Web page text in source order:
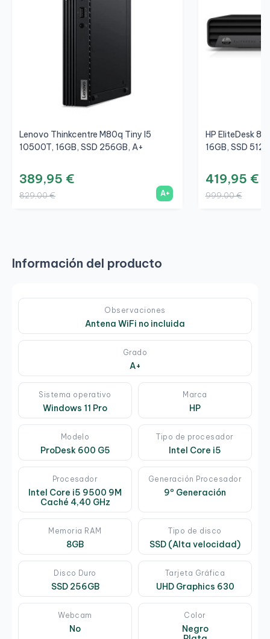
Lenovo Thinkcentre M80q Tiny I5
10500T, 16GB, SSD 256GB, A+
389,95 €
829,00 € A+
HP EliteDesk
16GB, SSD
419,95 €
999,00 €
Información del producto
Observaciones
Antena WiFi no incluida
Grado
A+
Sistema operativo
Windows 11 Pro
Marca
HP
Modelo
ProDesk 600 G5
Tipo de procesador
Intel Core i5
Procesador
Intel Core i5 9500 9M
Caché 4,40 GHz
Generación Procesador
9º Generación
Memoria RAM
8GB
Tipo de disco
SSD (Alta velocidad)
Disco Duro
SSD 256GB
Tarjeta Gráfica
UHD Graphics 630
Webcam
No
Color
Negro